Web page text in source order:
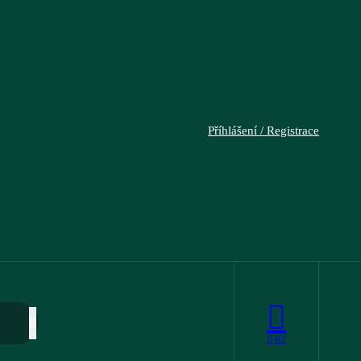
Příhlášení / Registrace
0 Kč